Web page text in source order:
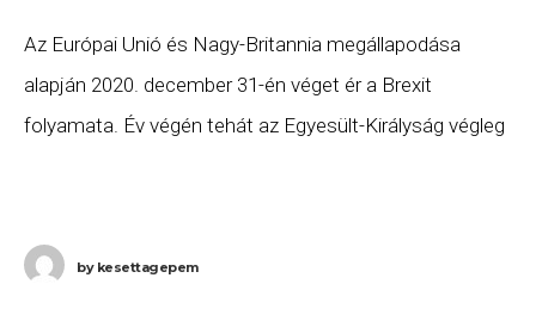
Az Európai Unió és Nagy-Britannia megállapodása
alapján 2020. december 31-én véget ér a Brexit
folyamata. Év végén tehát az Egyesült-Királyság végleg
bykesettagepem